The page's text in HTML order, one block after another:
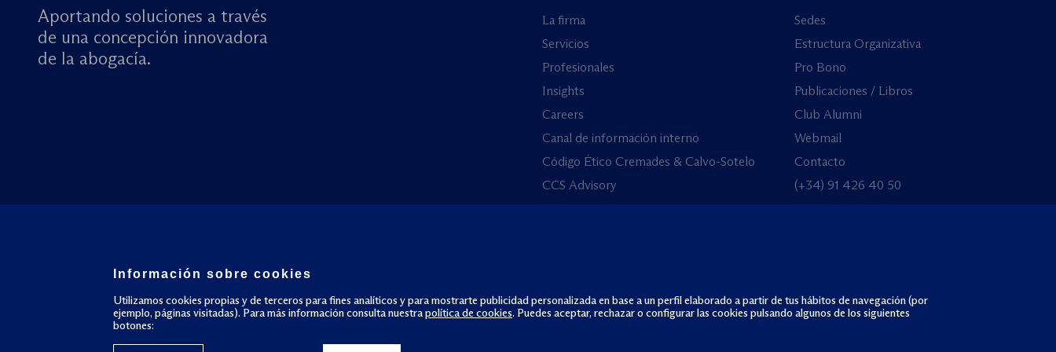
Aportando soluciones a través
de una concepción innovadora
de la abogacía.
La firma
Servicios
Profesionales
Insights
Careers
Canal de información interno
Código Ético Cremades & Calvo-Sotelo
CCS Advisory
Sedes
Estructura Organizativa
Pro Bono
Publicaciones / Libros
Club Alumni
Webmail
Contacto
(+34) 91 426 40 50
Información sobre cookies
Utilizamos cookies propias y de terceros para fines analíticos y para mostrarte publicidad personalizada en base a un perfil elaborado a partir de tus hábitos de navegación (por
ejemplo, páginas visitadas). Para más información consulta nuestrapolítica de cookies. Puedes aceptar, rechazar o configurar las cookies pulsando algunos de los siguientes
botones: